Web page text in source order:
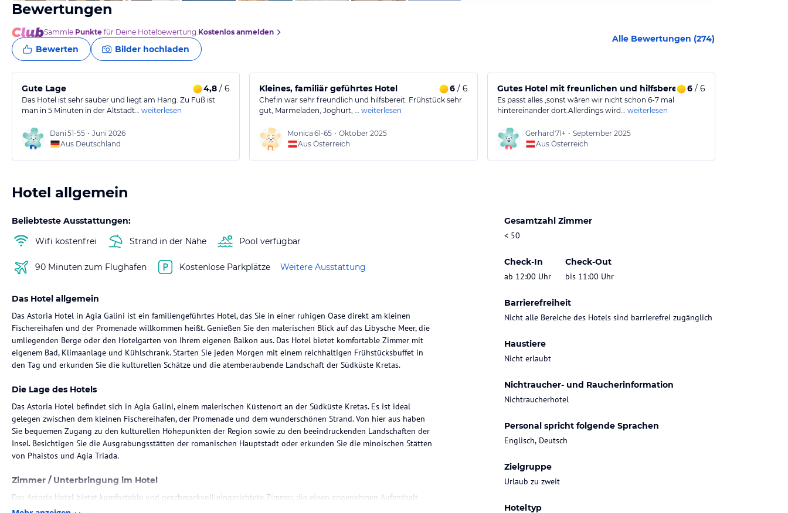
Bewertungen
Sammle Punkte für Deine Hotelbewertung.Kostenlos anmelden
Bewerten Bilder hochladen
Alle Bewertungen (274)
Gute Lage 4,8 / 6
Das Hotel ist sehr sauber und liegt am Hang. Zu Fuß ist
man in 5 Minuten in der Altstadt… weiterlesen
Dani 51-55 • Juni 2026
Aus Deutschland
Kleines, familiär geführtes Hotel 6/ 6
Chefin war sehr freundlich und hilfsbereit. Frühstück sehr
gut, Marmeladen, Joghurt, … weiterlesen
Monica 61-65 • Oktober 2025
Aus Österreich
Gutes Hotel mit freunlichen und hilfsbereiten Personal,und
6/ 6
Es passt alles ,sonst wären wir nicht schon 6-7 mal
hintereinander dort.Allerdings wird… weiterlesen
Gerhard 71+ • September 2025
Aus Österreich
Hotel allgemein
Beliebteste Ausstattungen:
Wifi kostenfrei
Strand in der Nähe Pool verfügbar
90 Minuten zum Flughafen Kostenlose Parkplätze Weitere Ausstattung
Gesamtzahl Zimmer
< 50
Check-In
ab 12:00 Uhr
Check-Out
bis 11:00 Uhr
Barrierefreiheit
Nicht alle Bereiche des Hotels sind barrierefrei zugänglich
Haustiere
Nicht erlaubt
Nichtraucher- und Raucherinformation
Nichtraucherhotel
Personal spricht folgende Sprachen
Englisch, Deutsch
Zielgruppe
Urlaub zu zweit
Hoteltyp
Das Hotel allgemein
Das Astoria Hotel in Agia Galini ist ein familiengeführtes Hotel, das Sie in einer ruhigen Oase direkt am kleinen
Fischereihafen und der Promenade willkommen heißt. Genießen Sie den malerischen Blick auf das Libysche Meer, die
umliegenden Berge oder den Hotelgarten von Ihrem eigenen Balkon aus. Das Hotel bietet komfortable Zimmer mit
eigenem Bad, Klimaanlage und Kühlschrank. Starten Sie jeden Morgen mit einem reichhaltigen Frühstücksbuffet in
den Tag und erkunden Sie die kulturellen Schätze und die atemberaubende Landschaft der Südküste Kretas.
Die Lage des Hotels
Das Astoria Hotel befindet sich in Agia Galini, einem malerischen Küstenort an der Südküste Kretas. Es ist ideal
gelegen zwischen dem kleinen Fischereihafen, der Promenade und dem wunderschönen Strand. Von hier aus haben
Sie bequemen Zugang zu den kulturellen Höhepunkten der Region sowie zu den beeindruckenden Landschaften der
Insel. Besichtigen Sie die Ausgrabungsstätten der romanischen Hauptstadt oder erkunden Sie die minoischen Stätten
von Phaistos und Agia Triada.
Zimmer / Unterbringung im Hotel
Das Astoria Hotel bietet komfortable und geschmackvoll eingerichtete Zimmer, die einen angenehmen Aufenthalt
garantieren. Jedes Zimmer verfügt über ein eigenes Bad, Klimaanlage und einen Kühlschrank. Genießen Sie den Blick